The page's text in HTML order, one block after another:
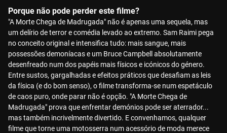
Porque não pode perder este filme?
"A Morte Chega de Madrugada" não é apenas uma sequela, mas
um delírio de terror e comédia levado ao extremo. Sam Raimi pega
no conceito original e intensifica tudo: mais sangue, mais
possessões demoníacas e um Bruce Campbell absolutamente
desenfreado num dos papéis mais físicos e icónicos do género.
Entre sustos, gargalhadas e efeitos práticos que desafiam as leis
da física (e do bom senso), o filme transforma-se num espetáculo
de caos puro, onde parar não é opção. "A Morte Chega de
Madrugada" prova que enfrentar demónios pode ser aterrador...
mas também incrivelmente divertido. E convenhamos, qualquer
filme que torne uma motosserra num acessório de moda merece